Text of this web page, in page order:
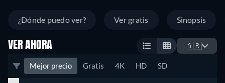
¿Dónde puedo ver? Ver gratis Sinopsis
VER AHORA 🇦🇷
Mejor precio Gratis 4K HD SD